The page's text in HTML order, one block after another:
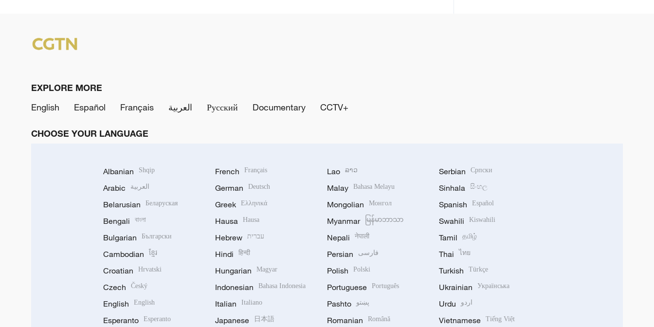
EXPLORE MORE
English
Español Français العربية Русский Documentary CCTV+
CHOOSE YOUR LANGUAGE
Albanian Shqip
Arabic العربية
Belarusian Беларуская
Bengali বাংলা
Bulgarian Български
Cambodian ខ្មែរ
Croatian Hrvatski
Czech Český
English English
Esperanto Esperanto
French Français
German Deutsch
Greek Ελληνικά
Hausa Hausa
Hebrew עברית
Hindi हिन्दी
Hungarian Magyar
Indonesian Bahasa Indonesia
Italian Italiano
Japanese 日本語
Lao ລາວ
Malay Bahasa Melayu
Mongolian Монгол
Myanmar မြန်မာဘာသာ
Nepali नेपाली
Persian فارسی
Polish Polski
Portuguese Português
Pashto پښتو
Romanian Română
Serbian Српски
Sinhala සිංහල
Spanish Español
Swahili Kiswahili
Tamil தமிழ்
Thai ไทย
Turkish Türkçe
Ukrainian Українська
Urdu اردو
Vietnamese Tiếng Việt